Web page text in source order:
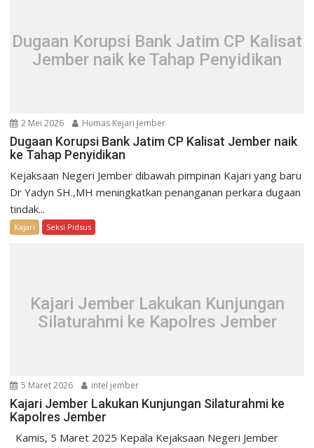
Dugaan Korupsi Bank Jatim CP Kalisat
Jember naik ke Tahap Penyidikan
2 Mei 2026 Humas Kejari Jember
Dugaan Korupsi Bank Jatim CP Kalisat Jember naik
ke Tahap Penyidikan
Kejaksaan Negeri Jember dibawah pimpinan Kajari yang baru
Dr Yadyn SH.,MH meningkatkan penanganan perkara dugaan
tindak...
Kajari Seksi Pidsus
Kajari Jember Lakukan Kunjungan
Silaturahmi ke Kapolres Jember
5 Maret 2026 intel jember
Kajari Jember Lakukan Kunjungan Silaturahmi ke
Kapolres Jember
Kamis, 5 Maret 2025 Kepala Kejaksaan Negeri Jember